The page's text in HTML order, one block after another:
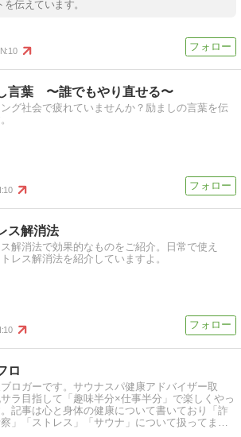
伝えています。
10
言葉 〜誰でもやり直せる〜
グ社会で疲れていませんか？励ましの言葉を伝
10
ス解消法
解消法で効果的なものをご紹介。日常で使え
レス解消法を紹介していますよ。
10
ロ
ロガーです。サウナスパ健康アドバイザー取
ラ目指して「趣味半分×仕事半分」で楽しくやっ
記事は心と身体の健康について書いており「詐
」「ストレス」「サウナ」について扱ってま